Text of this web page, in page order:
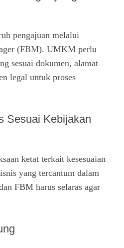
pengajuan melalui
(FBM). UMKM perlu
sesuai dokumen, alamat
legal untuk proses
Sesuai Kebijakan
ketat terkait kesesuaian
yang tercantum dalam
FBM harus selaras agar